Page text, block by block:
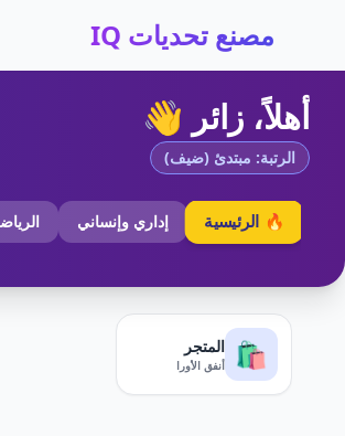
مصنع تحديات IQ
أهلاً، زائر 👋
الرتبة: مبتدئ (ضيف)
🔥 الرئيسية إداري وإنساني
🛍️ المتجر
أنفق الأورا